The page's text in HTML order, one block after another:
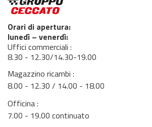
Orari di apertura:
lunedì – venerdì:
Uffici commerciali :
8.30 - 12.30/14.30-19.00
Magazzino ricambi :
8.00 - 12.30 / 14.00 - 18.00
Officina :
7.00 - 19.00 continuato